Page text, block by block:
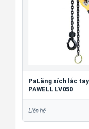
PaLăng xích lắc tay
PAWELL LV050
Liên hệ